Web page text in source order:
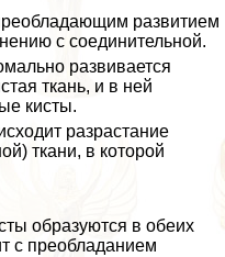
развитием
с соединительной.
развивается
ткань, и в ней
кисты.
разрастание
ткани, в которой
образуются в обеих
с преобладанием